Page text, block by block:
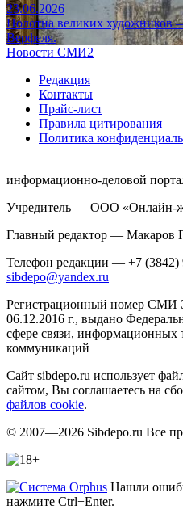
23.06.2026
Полотна великих художников
Верфеля.
Новости СМИ2
Редакция
Контакты
Прайс-лист
Правила цитирования
Политика
информационно-деловой
Учредитель — ООО «Онлайн-
Главный редактор — Макаров
Телефон редакции — +7
sibdepo@yandex.ru
Регистрационный номер
06.12.2016 г., выдано
сфере связи, информационных
коммуникаций
Сайт sibdepo.ru использует
сайтом, Вы соглашаетесь на
файлов cookie.
© 2007—2026 Sibdepo.ru Все
Нашли
нажмите Ctrl+Enter.